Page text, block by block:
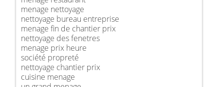
menage nettoyage
nettoyage bureau entreprise
menage fin de chantier prix
nettoyage des fenetres
menage prix heure
société propreté
nettoyage chantier prix
cuisine menage